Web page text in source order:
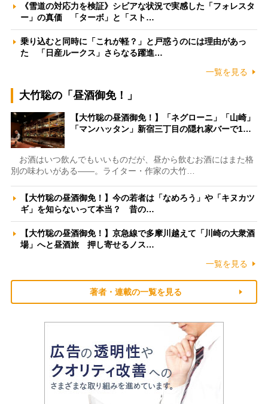
《雪道の対応力を検証》シビアな状況で実感した「フォレスタ
ー」の真価 「ターボ」と「スト…
乗り込むと同時に「これが軽？」と戸惑うのには理由があっ
た 「日産ルークス」さらなる躍進…
一覧を見る
大竹聡の「昼酒御免！」
【大竹聡の昼酒御免！】「ネグローニ」「山崎」
「マンハッタン」新宿三丁目の隠れ家バーで1…
お酒はいつ飲んでもいいものだが、昼から飲むお酒にはまた格
別の味わいがある――。ライター・作家の大竹…
【大竹聡の昼酒御免！】今の若者は「なめろう」や「キヌカツ
ギ」を知らないって本当？ 昔の…
【大竹聡の昼酒御免！】京急線で多摩川越えて「川崎の大衆酒
場」へと昼酒旅 押し寄せるノス…
一覧を見る
著者・連載の一覧を見る